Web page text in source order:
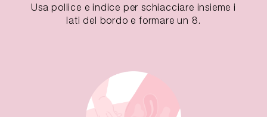
Usa pollice e indice per schiacciare insieme i
lati del bordo e formare un 8.